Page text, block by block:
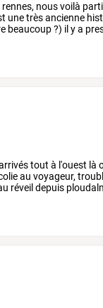
rennes, nousvoilà
unetrèsancienne
beaucoup?) il ya
tout à l'ouest là
au voyageur,
réveil depuis